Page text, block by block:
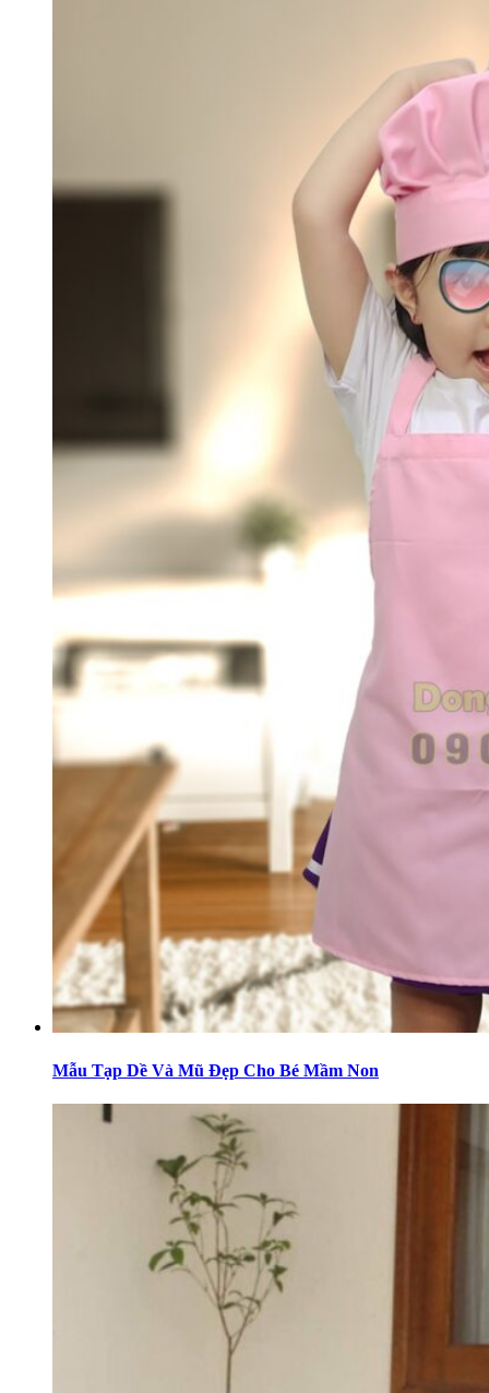
Mẫu Tạp Dề Và Mũ Đẹp Cho Bé Mầm Non